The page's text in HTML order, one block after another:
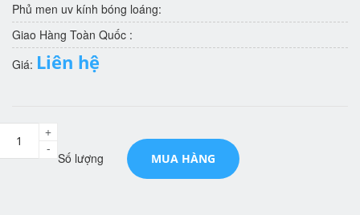
Phủ men uv kính bóng loáng:
Giao Hàng Toàn Quốc :
Giá: Liên hệ
Số lượng
-
+
MUA HÀNG